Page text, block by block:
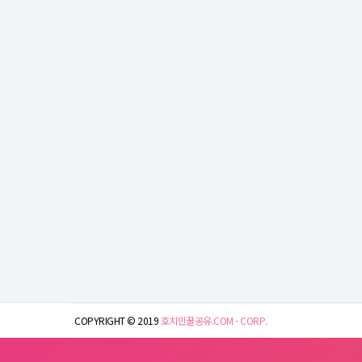
COPYRIGHT © 2019호치민꿀공유.COM - CORP.